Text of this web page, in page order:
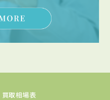
買取相場表